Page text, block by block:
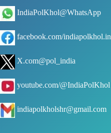
IndiaPolKhol@WhatsApp
facebook.com/indiapolkhol.in
X.com@pol_india
youtube.com/@IndiaPolKhol
indiapolkholshr@gmail.com